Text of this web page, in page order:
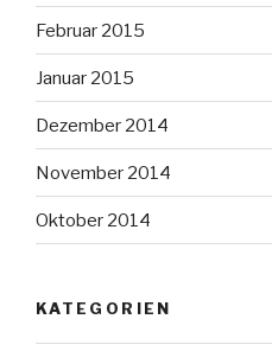
Februar 2015
Januar 2015
Dezember 2014
November 2014
Oktober 2014
KATEGORIEN